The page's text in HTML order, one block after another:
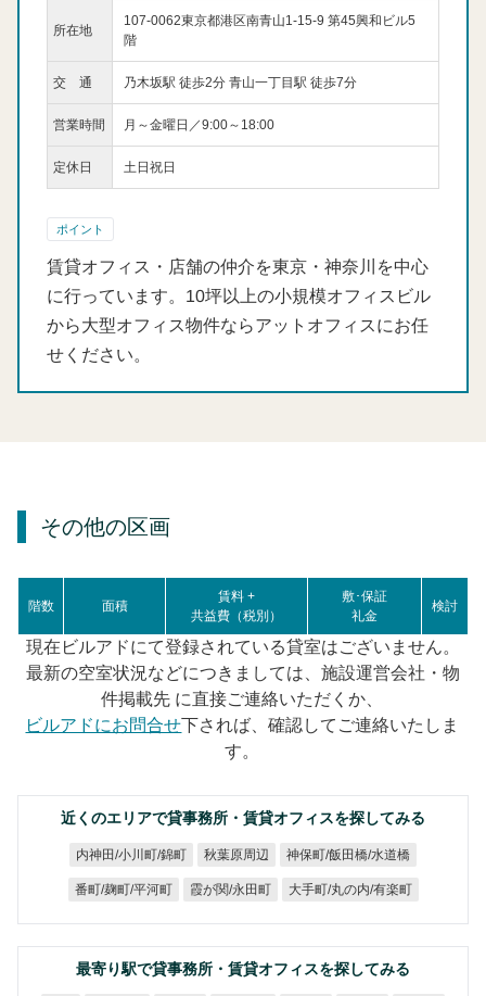
所在地
107-0062東京都港区南青山1-15-9 第45興和ビル5
階
交 通 乃木坂駅 徒歩2分 青山一丁目駅 徒歩7分
営業時間 月～金曜日／9:00～18:00
定休日 土日祝日
ポイント
賃貸オフィス・店舗の仲介を東京・神奈川を中心
に行っています。10坪以上の小規模オフィスビル
から大型オフィス物件ならアットオフィスにお任
せください。
その他の区画
階数 面積
賃料 +
共益費（税別）
敷･保証
礼金
検討
現在ビルアドにて登録されている貸室はございません。
最新の空室状況などにつきましては、施設運営会社・物
件掲載先 に直接ご連絡いただくか、
ビルアドにお問合せ下されば、確認してご連絡いたしま
す。
近くのエリアで貸事務所・賃貸オフィスを探してみる
内神田/小川町/錦町 秋葉原周辺 神保町/飯田橋/水道橋
番町/麹町/平河町 霞が関/永田町 大手町/丸の内/有楽町
最寄り駅で貸事務所・賃貸オフィスを探してみる